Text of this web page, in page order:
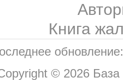
Книга
© 2026 База